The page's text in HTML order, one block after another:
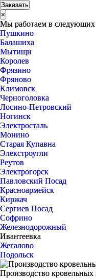
×
Мы работаем в следующих
Пушкино
Балашиха
Мытищи
Королев
Фрязино
Фряново
Климовск
Черноголовка
Лосино-Петровский
Ногинск
Электросталь
Монино
Старая Купавна
Элекстроугли
Реутов
Электрогорск
Павловский Посад
Красноармейск
Киржач
Сергиев Посад
Софрино
Железнодорожный
Ивантеевка
Жегалово
Подольск
Производство